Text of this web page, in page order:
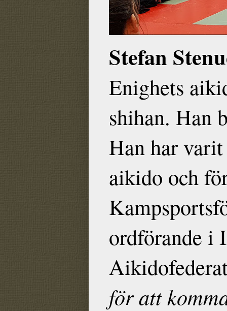
Stefan
Enighets
shihan. Han
Han har
aikido och
ordförande i
för att